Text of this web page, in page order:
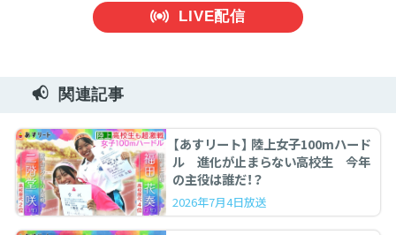
LIVE配信
関連記事
【あすリート】 陸上女子100mハード
ル 進化が止まらない高校生 今年
の主役は誰だ！？
2026年7月4日放送